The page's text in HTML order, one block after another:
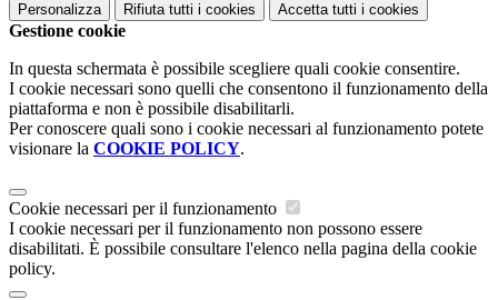
Personalizza Rifiuta tutti i cookies Accetta tutti i cookies
Gestione cookie
In questa schermata è possibile scegliere quali cookie consentire.
I cookie necessari sono quelli che consentono il funzionamento della
piattaforma e non è possibile disabilitarli.
Per conoscere quali sono i cookie necessari al funzionamento potete
visionare la COOKIE POLICY.
Cookie necessari per il funzionamento
I cookie necessari per il funzionamento non possono essere
disabilitati. È possibile consultare l'elenco nella pagina della cookie
policy.